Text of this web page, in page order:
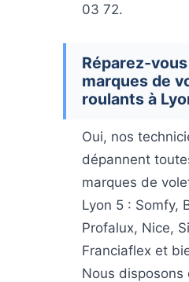
03 72.
Réparez-
marques de
roulants à
Oui, nos
dépannent
marques de
Lyon 5 : Somfy,
Profalux, Nice,
Franciaflex et
Nous disposons